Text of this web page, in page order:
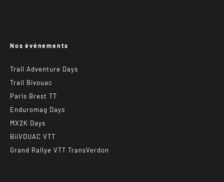
Nos événements
Trail Adventure Days
Trail Bivouac
Paris Brest TT
Enduromag Days
MX2K Days
BiiVOUAC VTT
Grand Rallye VTT TransVerdon